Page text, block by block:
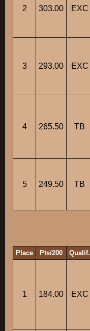
2 303.00 EXC
3 293.00 EXC
4 265.50 TB
5 249.50 TB
Place Pts/200 Qualif.
1 184.00 EXC